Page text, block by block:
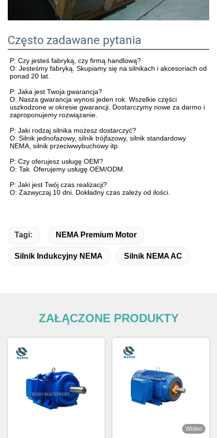
Często zadawane pytania
P: Czy jesteś fabryką, czy firmą handlową?
O: Jesteśmy fabryką. Skupiamy się na silnikach i akcesoriach od
ponad 20 lat.
P: Jaka jest Twoja gwarancja?
O: Nasza gwarancja wynosi jeden rok. Wszelkie części
uszkodzone w okresie gwarancji. Dostarczymy nowe za darmo i
zaproponujemy rozwiązanie.
P: Jaki rodzaj silnika możesz dostarczyć?
O: Silnik jednofazowy, silnik trójfazowy, silnik standardowy
NEMA, silnik przeciwwybuchowy itp.
P: Czy oferujesz usługę OEM?
O: Tak. Oferujemy usługę OEM/ODM.
P: Jaki jest Twój czas realizacji?
O: Zazwyczaj 10 dni. Dokładny czas zależy od ilości.
Tagi: NEMA Premium Motor
Silnik Indukcyjny NEMA Silnik NEMA AC
ZAŁĄCZONE PRODUKTY
Wideo